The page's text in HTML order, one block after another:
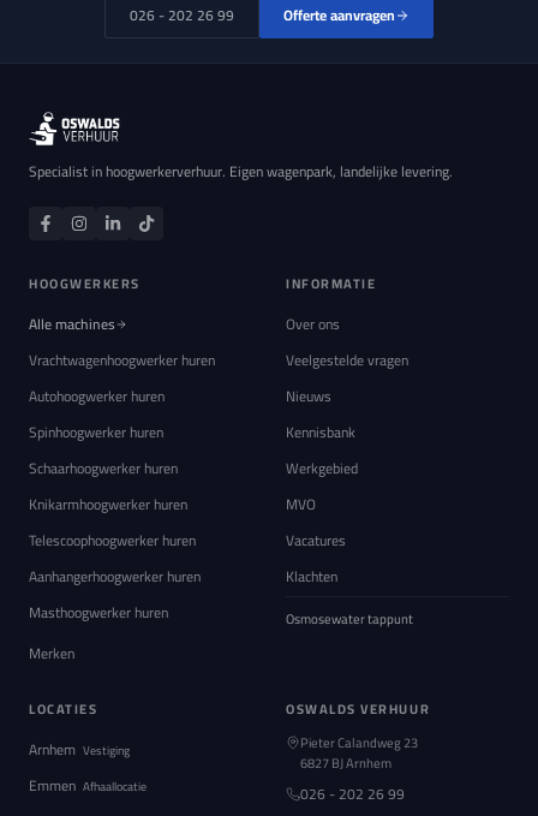
026 - 202 26 99 Offerte aanvragen
Specialist in hoogwerkerverhuur. Eigen wagenpark, landelijke levering.
HOOGWERKERS
Alle machines
Vrachtwagenhoogwerker huren
Autohoogwerker huren
Spinhoogwerker huren
Schaarhoogwerker huren
Knikarmhoogwerker huren
Telescoophoogwerker huren
Aanhangerhoogwerker huren
Masthoogwerker huren
Merken
INFORMATIE
Over ons
Veelgestelde vragen
Nieuws
Kennisbank
Werkgebied
MVO
Vacatures
Klachten
Osmosewater tappunt
LOCATIES
Arnhem Vestiging
Emmen Afhaallocatie
OSWALDS VERHUUR
Pieter Calandweg 23
6827 BJ Arnhem
026 - 202 26 99